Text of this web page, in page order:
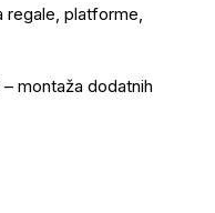
regale, platforme,
montaža dodatnih